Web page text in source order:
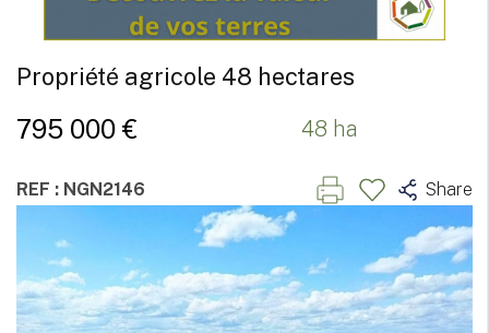
Propriété agricole 48 hectares
795 000 € 48 ha
REF : NGN2146 Share